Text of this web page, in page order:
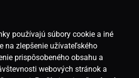
používajú súbory cookie a iné
na zlepšenie užívateľského
prispôsobeného obsahu a
webových stránok a